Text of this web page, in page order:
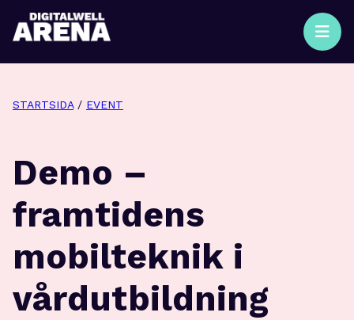
STARTSIDA/ EVENT
Demo –
framtidens
mobilteknik i
vårdutbildning